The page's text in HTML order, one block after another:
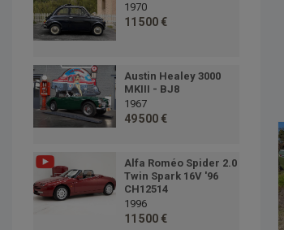
1970
11 500 €
Austin Healey 3000
MKIII - BJ8
1967
49 500 €
Alfa Roméo Spider 2.0
Twin Spark 16V '96
CH12514
1996
11 500 €